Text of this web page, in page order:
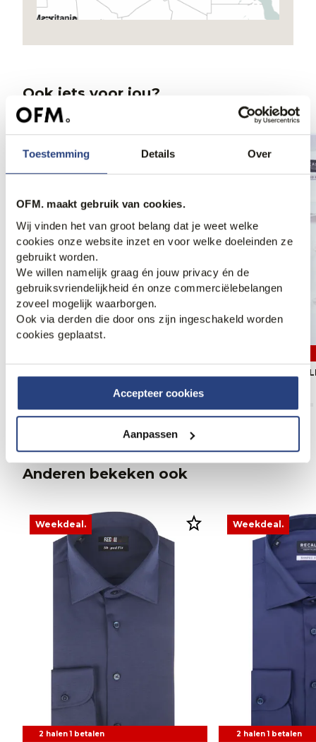
Toestemming Details Over
OFM. maakt gebruik van cookies.
Wij vinden het van groot belang dat je weet welke
cookies onze website inzet en voor welke doeleinden ze
gebruikt worden.
We willen namelijk graag én jouw privacy én de
gebruiksvriendelijkheid én onze commerciëlebelangen
zoveel mogelijk waarborgen.
Ook via derden die door ons zijn ingeschakeld worden
cookies geplaatst.
Accepteer cookies
Aanpassen
Ook iets voor jou?
Recall Overhemd
Anderen bekeken ook
Weekdeal.
2 halen 1 betalen
Weekdeal.
2 halen 1 betalen